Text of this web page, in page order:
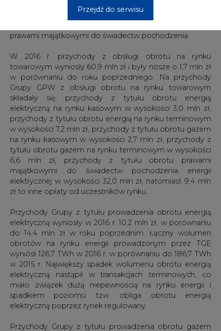
Przejdź do serwisu
wszystkim spadkiem przychodów z obrotu energią
prawami majątkowymi do świadectw pochodzenia.
W 2016 r. przychody z obsługi obrotu na rynku
towarowym wyniosły 60,9 mln zł i były niższe o 1,7 mln zł
w porównaniu do roku poprzedniego. Na przychody
Grupy GPW z obsługi obrotu na rynku towarowym
składały się: przychody z tytułu obrotu energią
elektryczną na rynku kasowym w wysokości 3,0 mln zł,
przychody z tytułu obrotu energią na rynku terminowym
w wysokości 7,2 mln zł, przychody z tytułu obrotu gazem
na rynku kasowym w wysokości 2,7 mln zł, przychody z
tytułu obrotu gazem na rynku terminowym w wysokości
6,6 mln zł, przychody z tytułu obrotu prawami
majątkowymi do świadectw pochodzenia energii
elektrycznej w wysokości 32,0 mln zł, natomiast 9,4 mln
zł to inne opłaty od uczestników rynku.
Przychody Grupy z tytułu prowadzenia obrotu energią
elektryczną wyniosły w 2016 r. 10,2 mln zł, w porównaniu
do 14,4 mln zł w roku poprzednim. Łączny wolumen
obrotów na rynku energii prowadzonym przez TGE
wyniósł 126,7 TWh w 2016 r. w porównaniu do 186,7 TWh
w 2015 r. Największy spadek wolumenu obrotu energią
elektryczną nastąpił w transakcjach terminowych, co
miało związek dużą niepewnością na rynku energii i
spadkiem poziomu tzw. obliga obrotu energią
elektryczną poprzez rynek regulowany.
Przychody Grupy z tytułu prowadzenia obrotu gazem